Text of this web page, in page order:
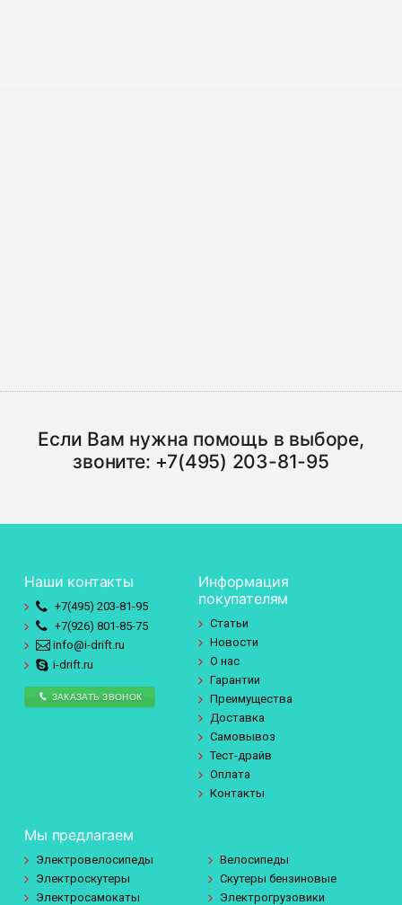
Если Вам нужна помощь в выборе,
звоните: +7(495) 203-81-95
Наши контакты
+7(495) 203-81-95
+7(926) 801-85-75
info@i-drift.ru
i-drift.ru
ЗАКАЗАТЬ ЗВОНОК
Информация
покупателям
Статьи
Новости
О нас
Гарантии
Преимущества
Доставка
Самовывоз
Тест-драйв
Оплата
Контакты
Мы предлагаем
Электровелосипеды
Велосипеды
Электроскутеры
Скутеры бензиновые
Электросамокаты
Электрогрузовики